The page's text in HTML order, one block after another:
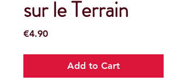
sur le Terrain
€4.90Price
Add to Cart